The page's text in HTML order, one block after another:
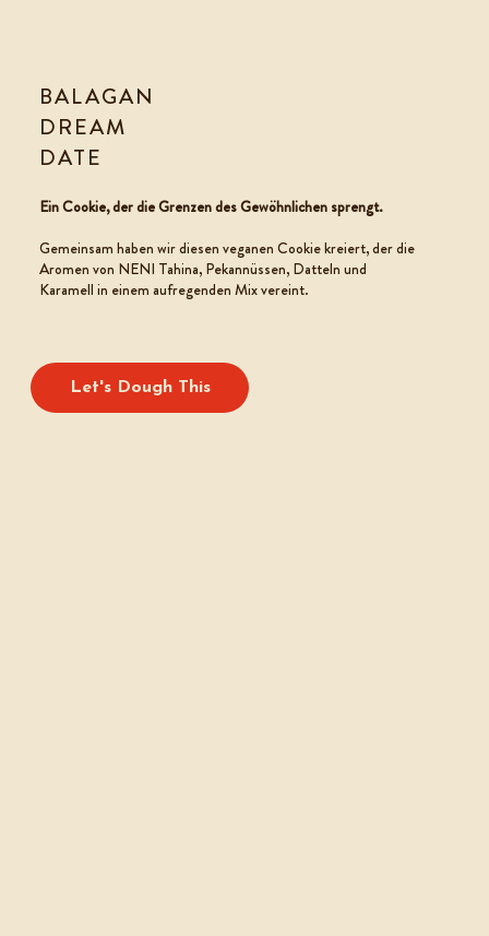
BALAGAN
DREAM
DATE
Ein Cookie, der die Grenzen des Gewöhnlichen sprengt.
Gemeinsam haben wir diesen veganen Cookie kreiert, der die
Aromen von NENI Tahina, Pekannüssen, Datteln und
Karamell in einem aufregenden Mix vereint.
Let's Dough This